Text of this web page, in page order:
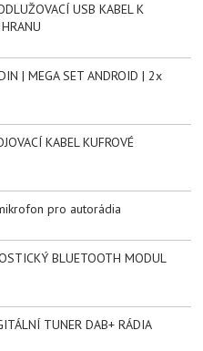
USB KABEL K
| MEGA SET ANDROID | 2x
KABEL KUFROVÉ
pro autorádia
BLUETOOTH MODUL
TUNER DAB+ RÁDIA